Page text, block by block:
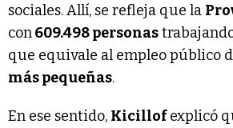
sociales. Allí, se refleja que la
con609.498 personas
que equivale al empleo público
más pequeñas.
En ese sentido, Kicillofexplicó